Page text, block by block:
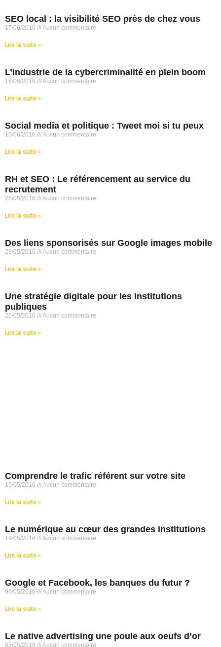
SEO local : la visibilité SEO près de chez vous
17/06/2016 Aucun commentaire
Lire la suite »
L’industrie de la cybercriminalité en plein boom
16/06/2016 Aucun commentaire
Lire la suite »
Social media et politique : Tweet moi si tu peux
10/06/2016 Aucun commentaire
Lire la suite »
RH et SEO : Le référencement au service du
recrutement
25/05/2016 Aucun commentaire
Lire la suite »
Des liens sponsorisés sur Google images mobile
23/05/2016 Aucun commentaire
Lire la suite »
Une stratégie digitale pour les Institutions
publiques
20/05/2016 Aucun commentaire
Lire la suite »
Comprendre le trafic référent sur votre site
19/05/2016 Aucun commentaire
Lire la suite »
Le numérique au cœur des grandes institutions
19/05/2016 Aucun commentaire
Lire la suite »
Google et Facebook, les banques du futur ?
06/05/2016 Aucun commentaire
Lire la suite »
Le native advertising une poule aux oeufs d’or
05/05/2016 Aucun commentaire